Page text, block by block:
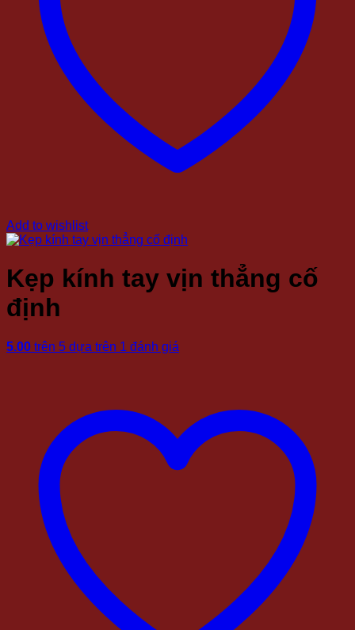
Add to wishlist
Kẹp kính tay vịn thẳng cố
định
5.00 trên 5 dựa trên 1 đánh giá